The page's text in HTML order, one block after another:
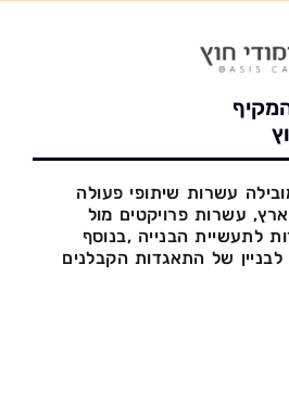
עשרות שיתופי פעולה
עשרות פרויקטים מול
לתעשיית הבנייה ,בנוסף
של התאגדות הקבלנים